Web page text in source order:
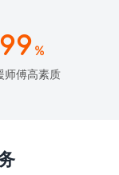
99 %
师傅高素质